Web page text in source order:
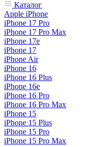
Каталог
Apple iPhone
iPhone 17 Pro
iPhone 17 Pro Max
iPhone 17e
iPhone 17
iPhone Air
iPhone 16
iPhone 16 Plus
iPhone 16e
iPhone 16 Pro
iPhone 16 Pro Max
iPhone 15
iPhone 15 Plus
iPhone 15 Pro
iPhone 15 Pro Max